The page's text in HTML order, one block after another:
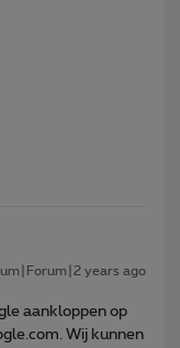
years ago
aankloppen op
Wij kunnen